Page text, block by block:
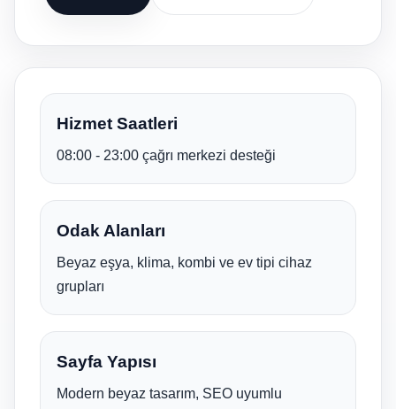
Hizmet Saatleri
08:00 - 23:00 çağrı merkezi desteği
Odak Alanları
Beyaz eşya, klima, kombi ve ev tipi cihaz
grupları
Sayfa Yapısı
Modern beyaz tasarım, SEO uyumlu